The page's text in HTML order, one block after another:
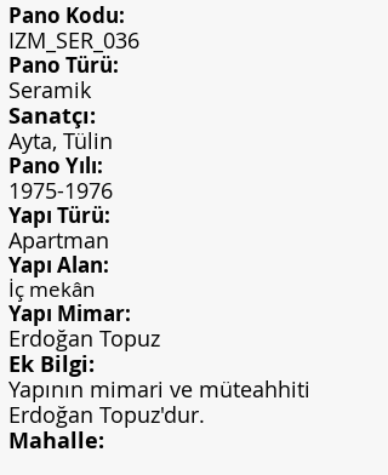
Pano Kodu:
IZM_SER_036
Pano Türü:
Seramik
Sanatçı:
Ayta, Tülin
Pano Yılı:
1975-1976
Yapı Türü:
Apartman
Yapı Alan:
İç mekân
Yapı Mimar:
Erdoğan Topuz
Ek Bilgi:
Yapının mimari ve müteahhiti
Erdoğan Topuz'dur.
Mahalle: